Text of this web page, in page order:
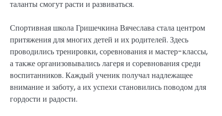
таланты смогут расти и развиваться.
Спортивная школа Гришечкина Вячеслава стала центром
притяжения для многих детей и их родителей. Здесь
проводились тренировки, соревнования и мастер-классы,
а также организовывались лагеря и соревнования среди
воспитанников. Каждый ученик получал надлежащее
внимание и заботу, а их успехи становились поводом для
гордости и радости.